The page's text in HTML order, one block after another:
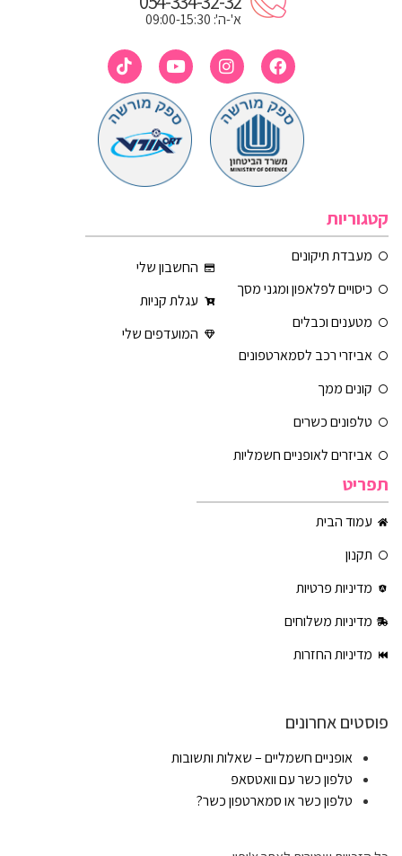
א'-ה': 09:00-15:30
קטגוריות
מעבדת תיקונים
כיסויים לפלאפון ומגני מסך
מטענים וכבלים
אביזרי רכב לסמארטפונים
קונים ממך
טלפונים כשרים
אביזרים לאופניים חשמליות
החשבון שלי
עגלת קניות
המועדפים שלי
תפריט
עמוד הבית
תקנון
מדיניות פרטיות
מדיניות משלוחים
מדיניות החזרות
פוסטים אחרונים
אופניים חשמליים – שאלות ותשובות
טלפון כשר עם וואטסאפ
טלפון כשר או סמארטפון כשר?